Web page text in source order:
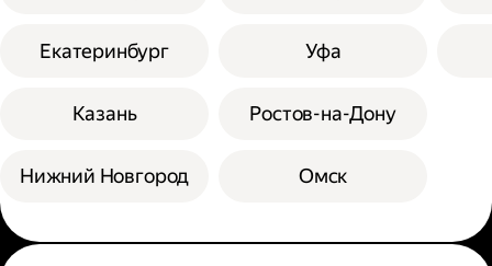
Екатеринбург
Казань
Нижний Новгород
Уфа
Ростов-на-Дону
Омск